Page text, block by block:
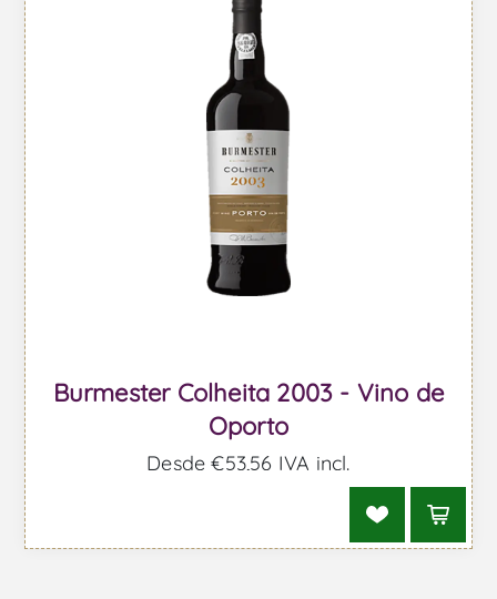
Burmester Colheita 2003 - Vino de
Oporto
Desde €53,56 IVA incl.